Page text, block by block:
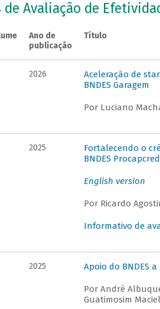
Avaliação de
Ano de
publicação
Título
2026
Aceleração de
BNDES Garagem
Por Luciano
2025
Fortalecendo o
BNDES
English version
Por Ricardo
Informativo de
2025 Apoio do BNDES
Por André
Guatimosim